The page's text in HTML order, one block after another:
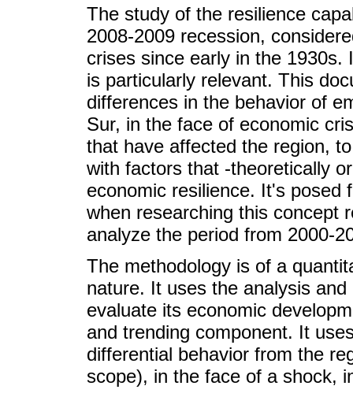
The study of the resilience
2008-2009 recession,
crises since early in the
is particularly relevant. This
differences in the behavior of
Sur, in the face of economic
that have affected the region,
with factors that -theoretically
economic resilience. It's posed
when researching this concept
analyze the period from 2000-
The methodology is of a
nature. It uses the analysis
evaluate its economic
and trending component. It
differential behavior from the
scope), in the face of a shock,